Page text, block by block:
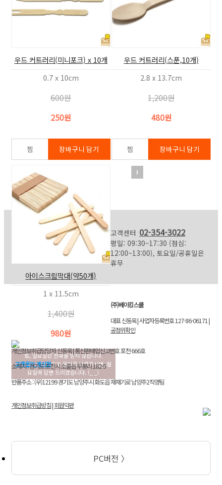
우드 커트러리(미니포크) x 10개
0.7 x 10cm
600원
250원
우드 커트러리(스푼,10개)
2.8 x 13.7cm
1,200원
480원
아이스크림막대(약50개)
1 x 11.5cm
1,400원
980원
1
토, 일요일은 전화를 받지 않습니다.
고객문의 게시판으로 문의를 남겨주시면, 월
요일에 답변 드리겠습니다. (_ _)
고객센터 02-354-3022
평일: 09:30~17:30 (점심:
12:00~13:00), 토요일/공휴일은
휴무
(주)베이킹스쿨
대표 신동욱 | 사업자등록번호 127-86-06171 |
공정위확인
개인정보취급담당자 신동욱 | 통신판매업신고번호 포천 666호
소재지 : 경기도 포천시 소흘읍 무봉리 182-5
반품주소 : (우)12199 경기도 남양주시 화도읍 재재기로 남양주2직영팀
개인정보취급방침|회원약관
PC버전 〉